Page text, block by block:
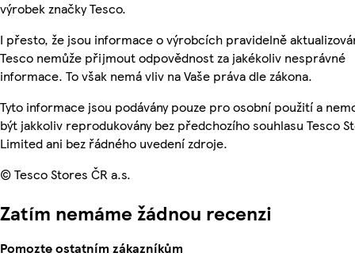
výrobek značky Tesco.
I přesto, že jsou informace o výrobcích pravidelně
Tesco nemůže přijmout odpovědnost za jakékoliv nesprávné
informace. To však nemá vliv na Vaše práva dle zákona.
Tyto informace jsou podávány pouze pro osobní použití a
být jakkoliv reprodukovány bez předchozího souhlasu Tesco
Limited ani bez řádného uvedení zdroje.
© Tesco Stores ČR a.s.
Zatím nemáme žádnou recenzi
Pomozte ostatním zákazníkům